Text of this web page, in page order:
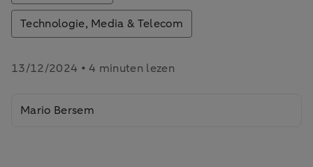
Technologie, Media & Telecom
13/12/2024 • 4 minuten lezen
Mario Bersem